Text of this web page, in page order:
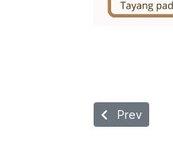
Previous
Prev